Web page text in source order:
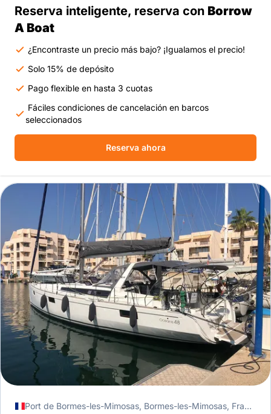
Reserva inteligente, reserva con Borrow
A Boat
¿Encontraste un precio más bajo? ¡Igualamos el precio!
Solo 15% de depósito
Pago flexible en hasta 3 cuotas
Fáciles condiciones de cancelación en barcos
seleccionados
Reserva ahora
Port de Bormes-les-Mimosas, Bormes-les-Mimosas, Francia